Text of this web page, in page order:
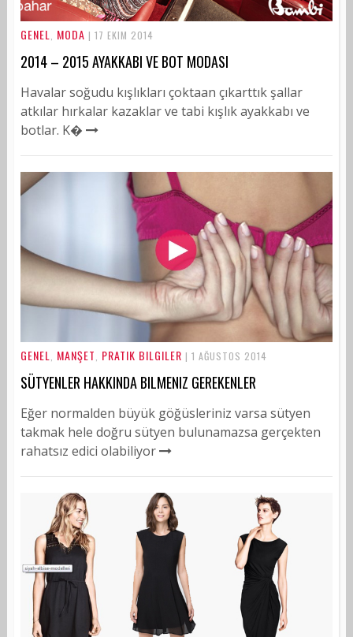
GENEL MODA | 17 EKIM 2014
2014 – 2015 AYAKKABI VE BOT MODASI
Havalar soğudu kışlıkları çoktaan çıkarttık şallar
atkılar hırkalar kazaklar ve tabi kışlık ayakkabı ve
botlar. K�
GENEL MANŞET PRATIK BILGILER | 1 AĞUSTOS 2014
SÜTYENLER HAKKINDA BILMENIZ GEREKENLER
Eğer normalden büyük göğüsleriniz varsa sütyen
takmak hele doğru sütyen bulunamazsa gerçekten
rahatsız edici olabiliyor